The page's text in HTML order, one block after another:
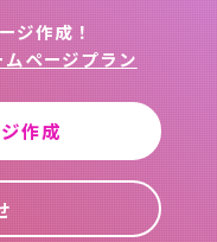
ジ作成！
ページプラン
作成